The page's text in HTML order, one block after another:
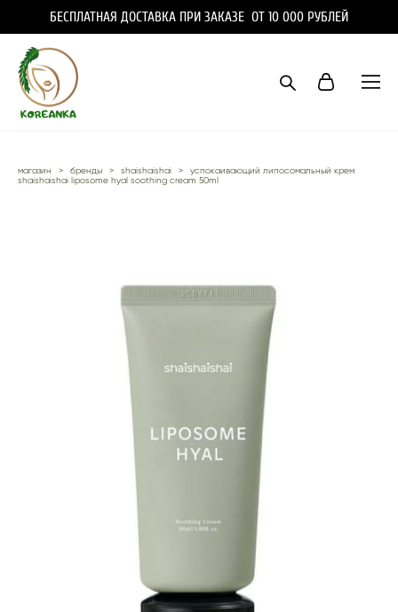
БЕСПЛАТНАЯ ДОСТАВКА ПРИ ЗАКАЗЕ ОТ 10 000 РУБЛЕЙ
магазин > бренды > shaishaishai >
успокаивающий липосомальный крем
shaishaishai liposome hyal soothing cream 50ml